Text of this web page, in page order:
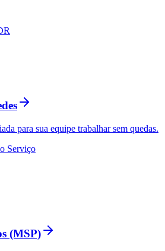
para sua equipe trabalhar sem quedas.
Serviço
(MSP)